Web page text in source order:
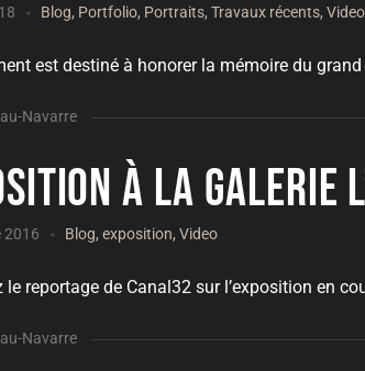
Blog, Portfolio, Portraits,Travaux récents,Video
est destiné à honorer la mémoire du
Navarre
à la galerie
2016 Blog,exposition,Video
le reportage de Canal32 sur l’exposition en
Navarre